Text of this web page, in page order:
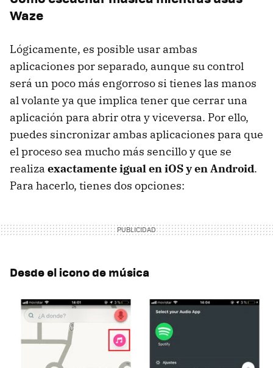
Waze
Lógicamente, es posible usar ambas
aplicaciones por separado, aunque su control
será un poco más engorroso si tienes las manos
al volante ya que implica tener que cerrar una
aplicación para abrir otra y viceversa. Por ello,
puedes sincronizar ambas aplicaciones para que
el proceso sea mucho más sencillo y que se
realiza exactamente igual en iOS y en Android.
Para hacerlo, tienes dos opciones:
Desde el icono de música